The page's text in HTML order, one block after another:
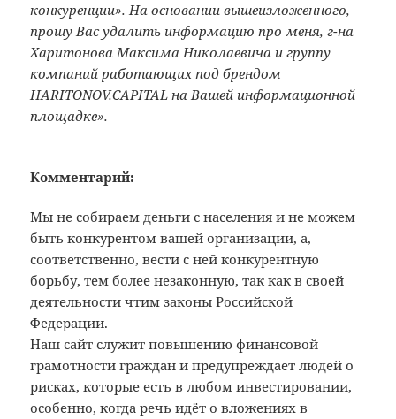
конкуренции». На основании вышеизложенного,
прошу Вас удалить информацию про меня, г-на
Харитонова Максима Николаевича и группу
компаний работающих под брендом
HARITONOV.CAPITAL на Вашей информационной
площадке».
Комментарий:
Мы не собираем деньги с населения и не можем
быть конкурентом вашей организации, а,
соответственно, вести с ней конкурентную
борьбу, тем более незаконную, так как в своей
деятельности чтим законы Российской
Федерации.
Наш сайт служит повышению финансовой
грамотности граждан и предупреждает людей о
рисках, которые есть в любом инвестировании,
особенно, когда речь идёт о вложениях в